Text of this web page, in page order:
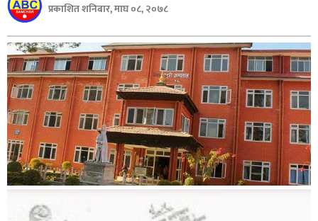
भिडियो
बिशेष
भिडियो
पत्रपत्रिका
खेलकुद
बिश्व
दुनिया
प्रकाशित शनिबार, माघ ०८, २०७८